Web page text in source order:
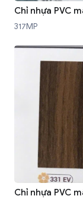
Chỉ nhựa PVC
317MP
Chỉ nhựa PVC